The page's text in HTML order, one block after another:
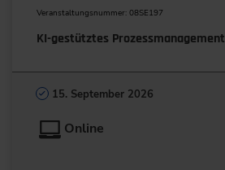
Veranstaltungsnummer: 08SE197
KI-gestütztes Prozessmanagement
15. September 2026
Online